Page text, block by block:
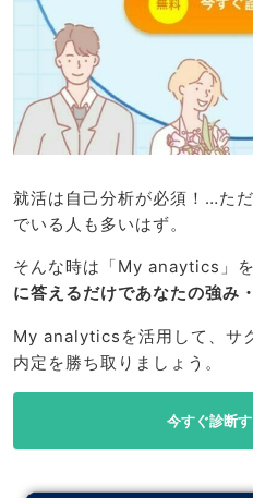
就活は自己分析が必須！…た
でいる人も多いはず。
そんな時は「My anaytics」を
に答えるだけであなたの強み
My analyticsを活用して、サ
内定を勝ち取りましょう。
今すぐ診断す